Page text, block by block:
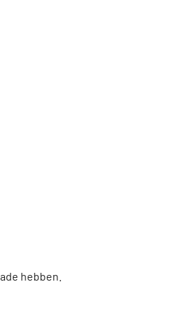
hebben.